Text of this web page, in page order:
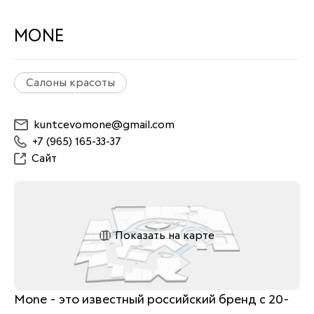
MONE
Салоны красоты
kuntcevomone@gmail.com
+7 (965) 165-33-37
Сайт
Показать на карте
Mone - это известный российский бренд с 20-